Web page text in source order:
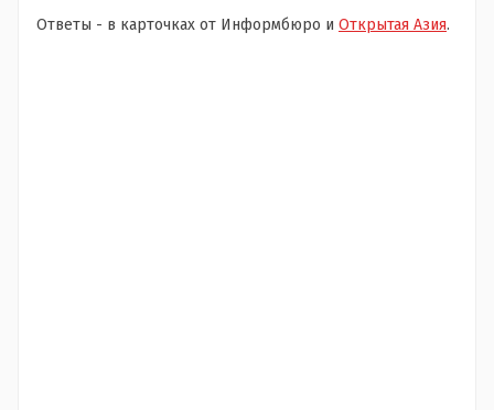
Ответы - в карточках от Информбюро и Открытая Азия.